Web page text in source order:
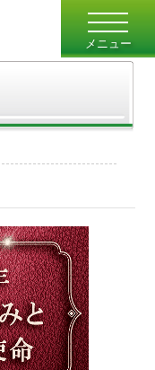
toggle
メニュー